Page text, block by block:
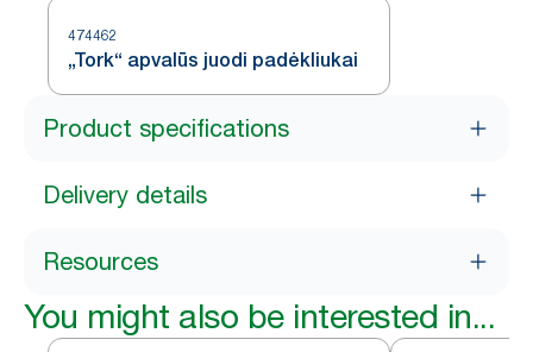
474462
„Tork“ apvalūs juodi padėkliukai
Product specifications
Delivery details
Resources
You might also be interested in...